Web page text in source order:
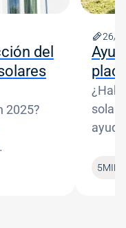
del
2025?
26/
5MIN